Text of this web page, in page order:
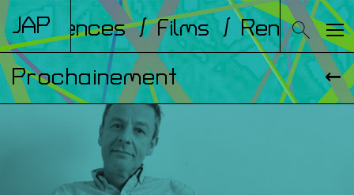
JAP / Films / Rencontres
Prochainement